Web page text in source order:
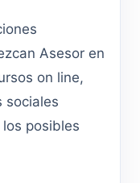
Asesor en
on line,
sociales
posibles